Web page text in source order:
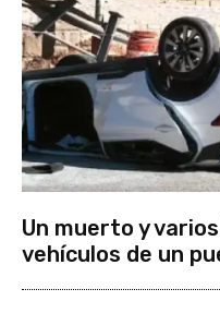
Un muerto y
vehículos de un